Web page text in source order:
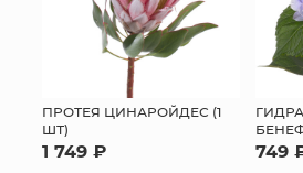
ПРОТЕЯ ЦИНАРОЙДЕС (1
ШТ)
1 749 ₽ 749